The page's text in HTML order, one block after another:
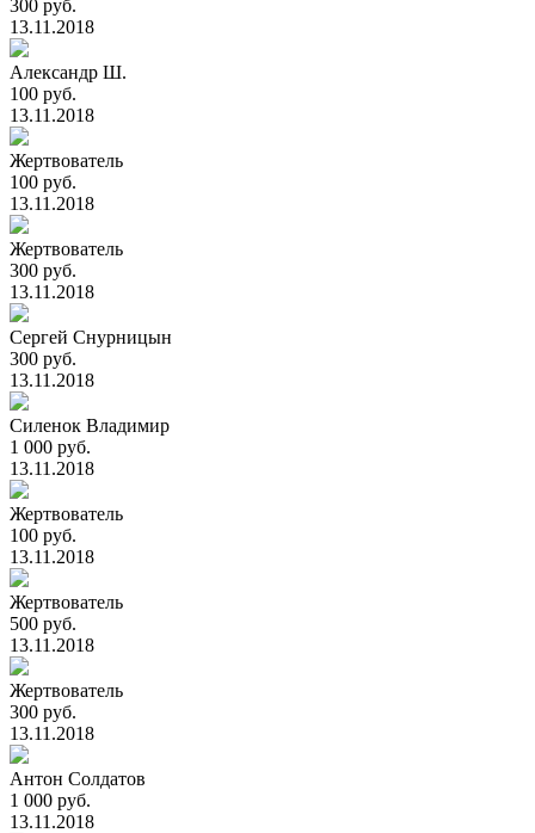
300 руб.
13.11.2018
Александр Ш.
100 руб.
13.11.2018
Жертвователь
100 руб.
13.11.2018
Жертвователь
300 руб.
13.11.2018
Сергей Снурницын
300 руб.
13.11.2018
Силенок Владимир
1 000 руб.
13.11.2018
Жертвователь
100 руб.
13.11.2018
Жертвователь
500 руб.
13.11.2018
Жертвователь
300 руб.
13.11.2018
Антон Солдатов
1 000 руб.
13.11.2018